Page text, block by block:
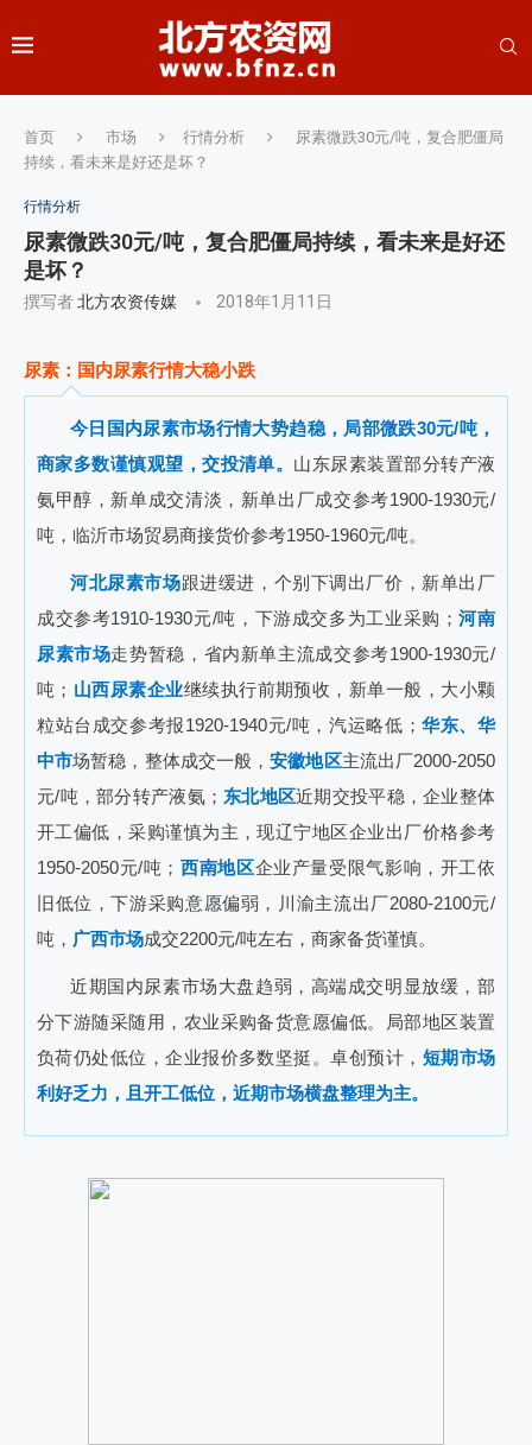
首页 市场 行情分析
尿素微跌30元/吨，复合肥僵局
持续，看未来是好还是坏？
行情分析
尿素微跌30元/吨，复合肥僵局持续，看未来是好还
是坏？
撰写者北方农资传媒 2018年1月11日
尿素：国内尿素行情大稳小跌
今日国内尿素市场行情大势趋稳，局部微跌30元/吨，
商家多数谨慎观望，交投清单。 山东尿素装置部分转产液
氨甲醇，新单成交清淡，新单出厂成交参考1900-1930元/
吨，临沂市场贸易商接货价参考1950-1960元/吨。
河北尿素市场跟进缓进，个别下调出厂价，新单出厂
成交参考1910-1930元/吨，下游成交多为工业采购； 河南
尿素市场走势暂稳，省内新单主流成交参考1900-1930元/
吨； 山西尿素企业继续执行前期预收，新单一般，大小颗
粒站台成交参考报1920-1940元/吨，汽运略低； 华东、华
中市场暂稳，整体成交一般，安徽地区主流出厂2000-2050
元/吨，部分转产液氨； 东北地区近期交投平稳，企业整体
开工偏低，采购谨慎为主，现辽宁地区企业出厂价格参考
1950-2050元/吨； 西南地区企业产量受限气影响，开工依
旧低位，下游采购意愿偏弱，川渝主流出厂2080-2100元/
吨， 广西市场成交2200元/吨左右，商家备货谨慎。
近期国内尿素市场大盘趋弱，高端成交明显放缓，部
分下游随采随用，农业采购备货意愿偏低。局部地区装置
负荷仍处低位，企业报价多数坚挺。卓创预计， 短期市场
利好乏力，且开工低位，近期市场横盘整理为主。